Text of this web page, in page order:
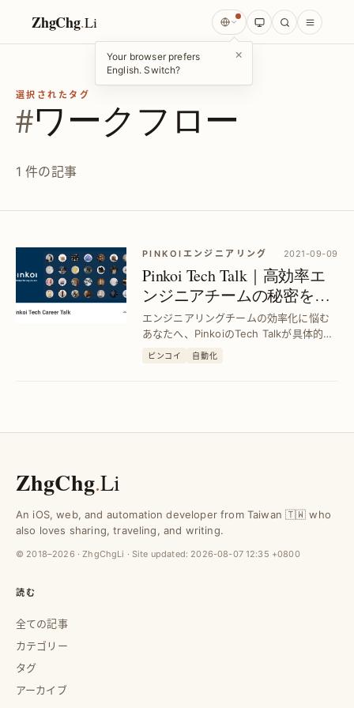
ZhgChg.Li
Your browser prefers
English. Switch?
×
選択されたタグ
#ワークフロー
1 件の記事
PINKOIエンジニアリング 2021-09-09
Pinkoi Tech Talk｜高効率エ
ンジニアチームの秘密を徹
底解説
エンジニアリングチームの効率化に悩む
あなたへ、PinkoiのTech Talkが具体的な
方法と成功事例を紹介。チーム生産性を
ピンコイ 自動化
ZhgChg.Li
An iOS, web, and automation developer from Taiwan 🇹🇼 who
also loves sharing, traveling, and writing.
© 2018–2026 · ZhgChgLi · Site updated: 2026-08-07 12:35 +0800
読む
全ての記事
カテゴリー
タグ
アーカイブ